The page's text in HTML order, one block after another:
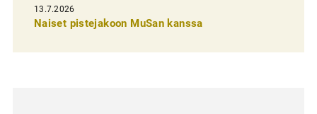
l
13.7.2026
Naiset pistejakoon MuSan kanssa